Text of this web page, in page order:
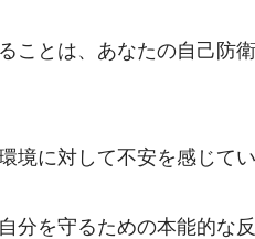
ことは、あなたの自己防
境に対して不安を感じて
分を守るための本能的な